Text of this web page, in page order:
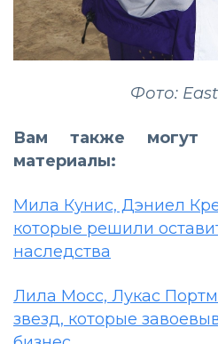
Фото:
Вам также могут
материалы:
Мила Кунис, Дэниел
которые решили
наследства
Лила Мосс, Лукас
звезд, которые